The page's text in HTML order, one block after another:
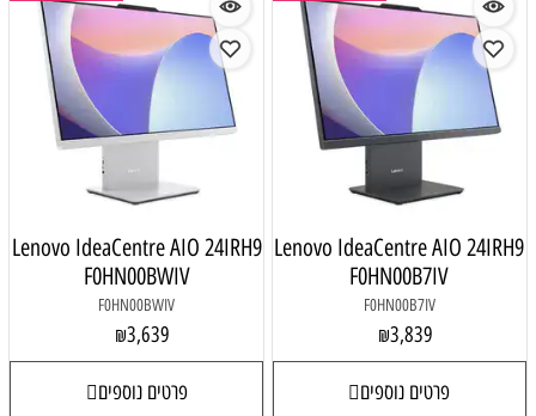
Lenovo IdeaCentre AIO 24IRH9
F0HN00B7IV
F0HN00B7IV
₪3,839
פרטים נוספים
Lenovo IdeaCentre AIO 24IRH9
F0HN00BWIV
F0HN00BWIV
₪3,639
פרטים נוספים